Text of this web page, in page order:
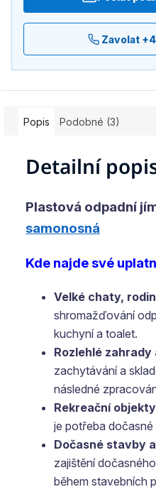
Zavolat
Popis Podobné (3)
Detailní
Plastová odpadní
samonosná
Kde najde své
Velké chaty,
shromažďování
kuchyní a toalet.
Rozlehlé zahrady
zachytávání a
následné
Rekreační objekty
je potřeba
Dočasné stavby
zajištění
během stavebních